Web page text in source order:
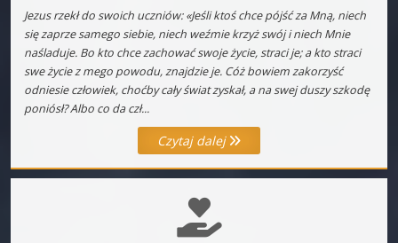
Jezus rzekł do swoich uczniów: «Jeśli ktoś chce pójść za Mną, niech
się zaprze samego siebie, niech weźmie krzyż swój i niech Mnie
naśladuje. Bo kto chce zachować swoje życie, straci je; a kto straci
swe życie z mego powodu, znajdzie je. Cóż bowiem zakorzyść
odniesie człowiek, choćby cały świat zyskał, a na swej duszy szkodę
poniósł? Albo co da czł...
Czytaj dalej